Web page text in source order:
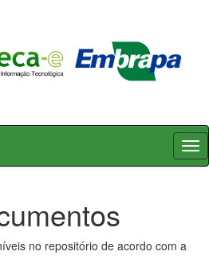
no repositório de acordo com a